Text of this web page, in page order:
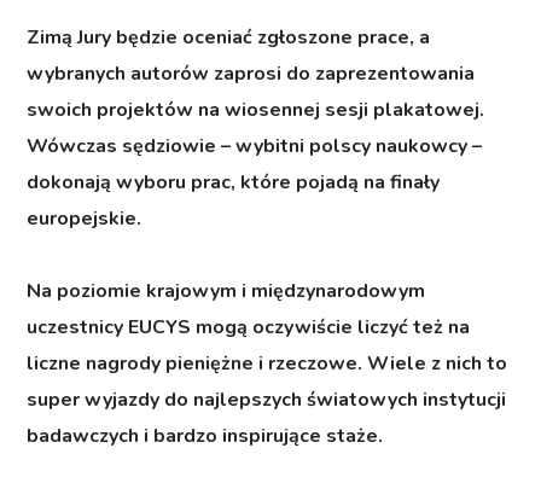
Zimą Jury będzie oceniać zgłoszone prace, a
wybranych autorów zaprosi do zaprezentowania
swoich projektów na wiosennej sesji plakatowej.
Wówczas sędziowie – wybitni polscy naukowcy –
dokonają wyboru prac, które pojadą na finały
europejskie.
Na poziomie krajowym i międzynarodowym
uczestnicy EUCYS mogą oczywiście liczyć też na
liczne nagrody pieniężne i rzeczowe. Wiele z nich to
super wyjazdy do najlepszych światowych instytucji
badawczych i bardzo inspirujące staże.